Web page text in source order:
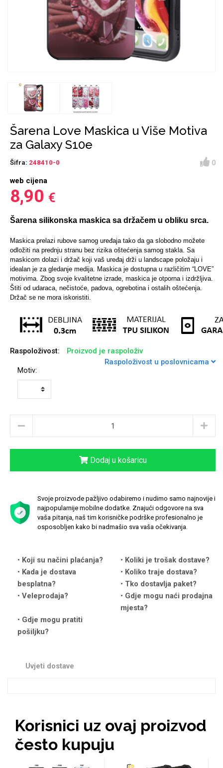
Šarena Love Maskica u Više Motiva
za Galaxy S10e
Šifra: 248410-0
0
web cijena
8,90 €
Šarena silikonska maskica sa držačem u obliku srca.
Maskica prelazi rubove samog uređaja tako da ga slobodno možete
odložiti na prednju stranu bez rizika oštećenja samog stakla. Sa
maskicom dolazi i držač koji vaš uređaj drži u landscape položaju i
idealan je za gledanje medija. Maskica je dostupna u različitim “LOVE”
motivima. Zbog svoje kvalitetne izrade, maskica je otporna i izdržljiva.
Štiti od udaraca, nečistoće, padova, ogrebotina i ostalih oštećenja.
Držač se ne mora iskoristiti.
Raspoloživost:
Proizvod je raspoloživ
Raspoloživost u poslovnicama
Motiv:
Dodaj u košaricu
Svoje proizvode pažljivo odabiremo i nudimo samo najnovije i
najpopularnije mobilne dodatke. Znajući odgovore na sva
vaša pitanja, naš tim korisničke podrške profesionalno je
osposobljen kako bi nadmašio sva vaša očekivanja.
Koji su načini plaćanja?
Koliki je trošak dostave?
Kada je dostava
besplatna?
Koliko traje dostava?
Tko dostavlja paket?
Veleprodaja?
Gdje mogu naći prodajna
mjesta?
Gdje mogu pratiti
pošiljku?
Uvjeti dostave
Korisnici uz ovaj proizvod
često kupuju
Babe Šaljivi motivi
Croatos
Gym
Sleng Feel Good
Love motivi I Need Some Space
Quotes Collection Cirkus
Doodles
Samsung Xiaomi
Punjači za mobitel
Univerzalno kaljeno staklo
Preklopne maskice
Samsung Huawei
Držači za romobil Držači za ruku
Ostali držači
USB kablovi HDMI kabel
AUX kablovi
FM Transmitteri HI-FI linije